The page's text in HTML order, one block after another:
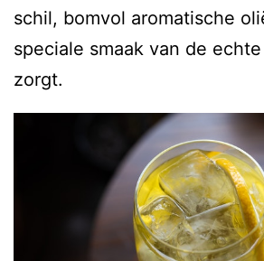
schil, bomvol aromatische
speciale smaak van de
zorgt.